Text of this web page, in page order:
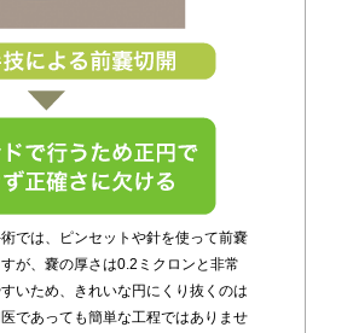
では、ピンセットや針を使って前嚢
が、嚢の厚さは0.2ミクロンと非常
いため、きれいな円にくり抜くのは
であっても簡単な工程ではありませ